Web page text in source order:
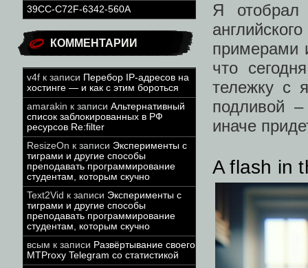
39CC-C72F-6342-560A
КОММЕНТАРИИ
v4f к записи Перебор IP-адресов на
хостинге — и как с этим бороться
amarakin к записи Альтернативный
список заблокированных в РФ
ресурсов Re:filter
ResizeOn к записи Эксперименты с
тиграми и другие способы
преподавать программирование
студентам, которым скучно
Text2Vid к записи Эксперименты с
тиграми и другие способы
преподавать программирование
студентам, которым скучно
всым к записи Развёртывание своего
MTProxy Telegram со статистикой
Я отобрал
примерами
что
тележку с
подливой
иначе
A flash in